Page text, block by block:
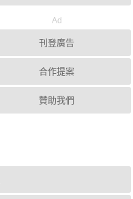
Ad
刊登廣告
合作提案
贊助我們